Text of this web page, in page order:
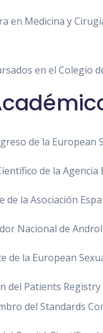
en Medicina y
en el Colegio
de la European
de la
la Asociación
Nacional de
de la European
del Patients
del Standards